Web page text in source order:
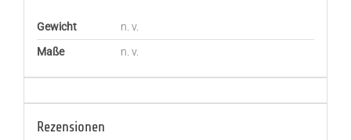
Gewicht
n. v.
Maße
n. v.
Rezensionen